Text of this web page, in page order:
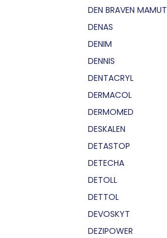
DEN BRAVEN MAMUT
DENAS
DENIM
DENNIS
DENTACRYL
DERMACOL
DERMOMED
DESKALEN
DETASTOP
DETECHA
DETOLL
DETTOL
DEVOSKYT
DEZIPOWER